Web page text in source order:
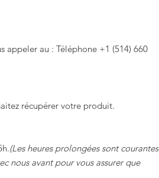
appeler au : Téléphone +1 (514) 660
récupérer votre produit.
(Les heures prolongées sont courantes
nous avant pour vous assurer que